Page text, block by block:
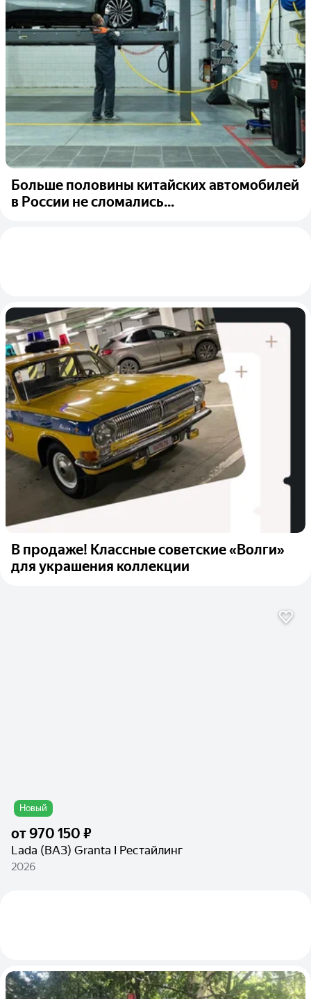
Больше половины китайских автомобилей
в России не сломались...
В продаже! Классные советские «Волги»
для украшения коллекции
Новый
от970 150 ₽
Lada (ВАЗ) Granta I Рестайлинг
2026